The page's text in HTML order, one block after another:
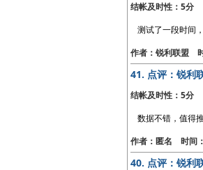
结帐及时性：5
测试了一段时间
作者：锐利联盟
41. 点评：锐利
结帐及时性：5
数据不错，值得
作者：匿名 时间
40. 点评：锐利